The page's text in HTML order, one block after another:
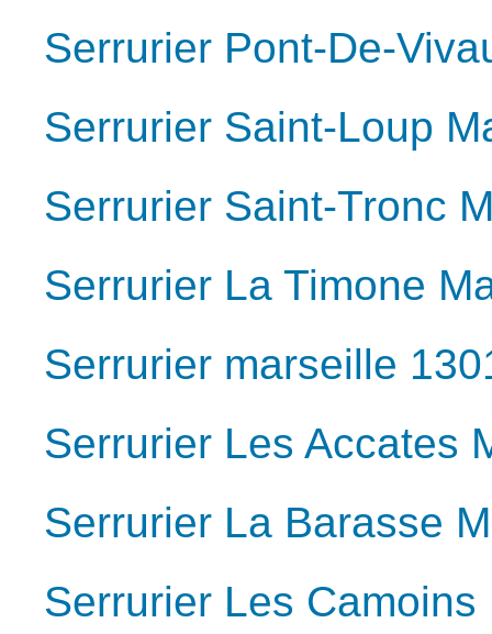
Serrurier Pont-De-
Serrurier Saint-Loup
Serrurier Saint-Tronc
Serrurier La Timone
Serrurier marseille
Serrurier Les Accates
Serrurier La Barasse
Serrurier Les